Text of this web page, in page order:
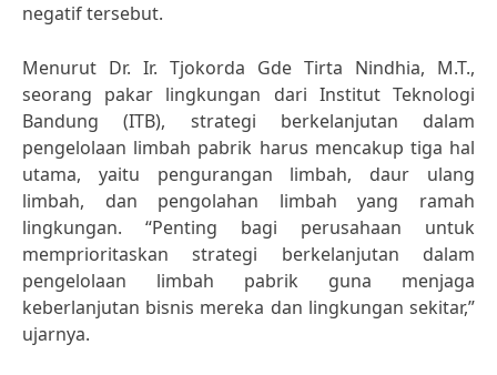
negatif tersebut.
Menurut Dr. Ir. Tjokorda Gde Tirta Nindhia, M.T.,
seorang pakar lingkungan dari Institut Teknologi
Bandung (ITB), strategi berkelanjutan dalam
pengelolaan limbah pabrik harus mencakup tiga hal
utama, yaitu pengurangan limbah, daur ulang
limbah, dan pengolahan limbah yang ramah
lingkungan. “Penting bagi perusahaan untuk
memprioritaskan strategi berkelanjutan dalam
pengelolaan limbah pabrik guna menjaga
keberlanjutan bisnis mereka dan lingkungan sekitar,”
ujarnya.